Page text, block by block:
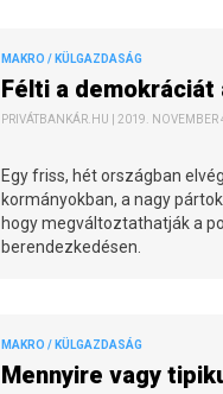
MAKRO / KÜLGAZDASÁG
Félti a
PRIVÁTBANKÁR.HU | 2019. NOVEMBER
Egy friss, hét országban
kormányokban, a nagy
hogy megváltoztathatják a
berendezkedésen.
MAKRO / KÜLGAZDASÁG
Mennyire vagy